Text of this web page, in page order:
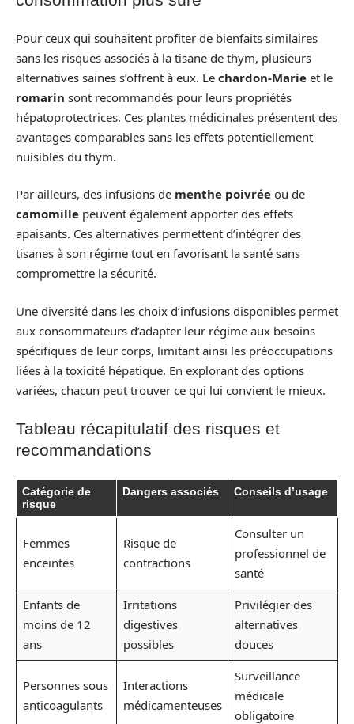
Pour ceux qui souhaitent profiter de bienfaits similaires
sans les risques associés à la tisane de thym, plusieurs
alternatives saines s’offrent à eux. Le chardon-Marie et le
romarin sont recommandés pour leurs propriétés
hépatoprotectrices. Ces plantes médicinales présentent des
avantages comparables sans les effets potentiellement
nuisibles du thym.
Par ailleurs, des infusions de menthe poivrée ou de
camomille peuvent également apporter des effets
apaisants. Ces alternatives permettent d’intégrer des
tisanes à son régime tout en favorisant la santé sans
compromettre la sécurité.
Une diversité dans les choix d’infusions disponibles permet
aux consommateurs d’adapter leur régime aux besoins
spécifiques de leur corps, limitant ainsi les préoccupations
liées à la toxicité hépatique. En explorant des options
variées, chacun peut trouver ce qui lui convient le mieux.
Tableau récapitulatif des risques et
recommandations
Catégorie de
risque
Dangers associés Conseils d’usage
Femmes
enceintes
Risque de
contractions
Consulter un
professionnel de
santé
Enfants de
moins de 12
ans
Irritations
digestives
possibles
Privilégier des
alternatives
douces
Personnes sous
anticoagulants
Interactions
médicamenteuses
Surveillance
médicale
obligatoire